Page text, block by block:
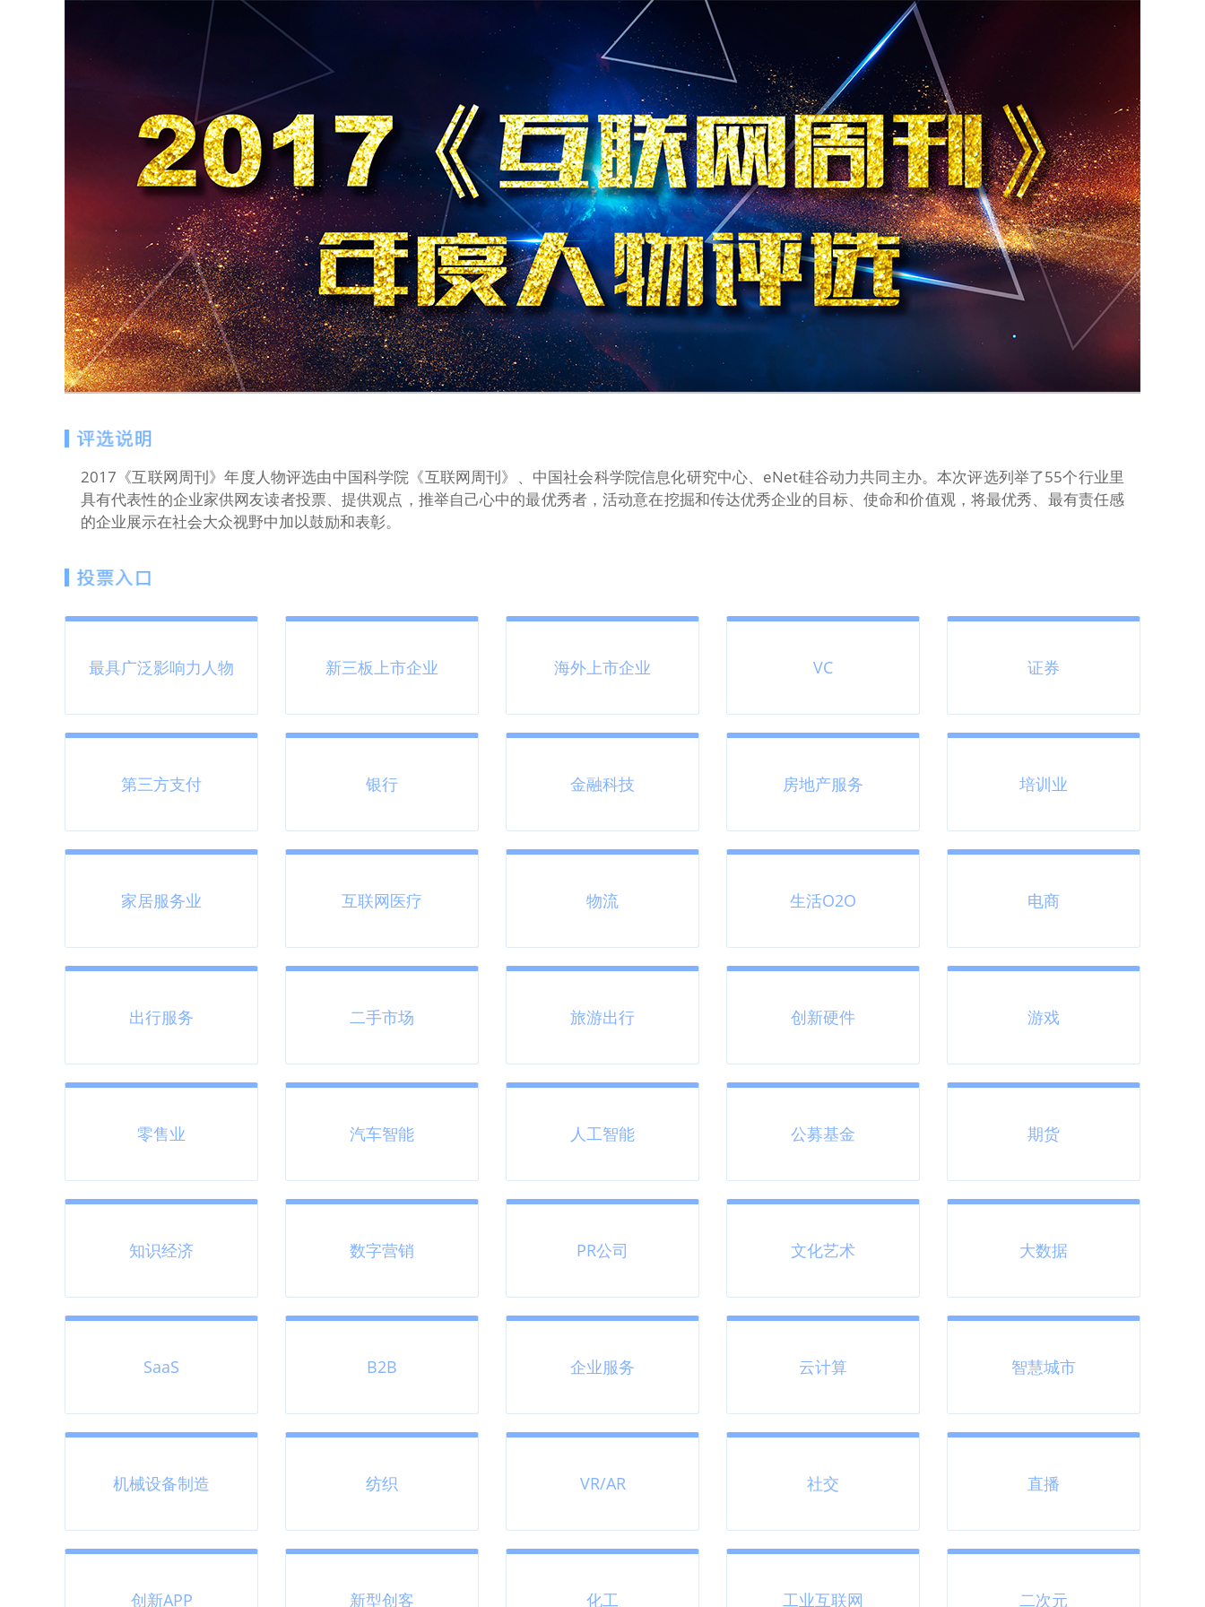
2017《互联网周刊》年度人物评选由中国科学院《互联网周刊》、中国社会科学院信息化研究中心、eNet硅谷动力共同主办。本次评选列举了55个行业里
具有代表性的企业家供网友读者投票、提供观点，推举自己心中的最优秀者，活动意在挖掘和传达优秀企业的目标、使命和价值观，将最优秀、最有责任感
的企业展示在社会大众视野中加以鼓励和表彰。
最具广泛影响力人物 新三板上市企业 海外上市企业 VC 证券
第三方支付 银行 金融科技 房地产服务 培训业
家居服务业 互联网医疗 物流 生活O2O 电商
出行服务 二手市场 旅游出行 创新硬件 游戏
零售业 汽车智能 人工智能 公募基金 期货
知识经济 数字营销 PR公司 文化艺术 大数据
SaaS B2B 企业服务 云计算 智慧城市
机械设备制造 纺织 VR/AR 社交 直播
创新APP 新型创客 化工 工业互联网 二次元